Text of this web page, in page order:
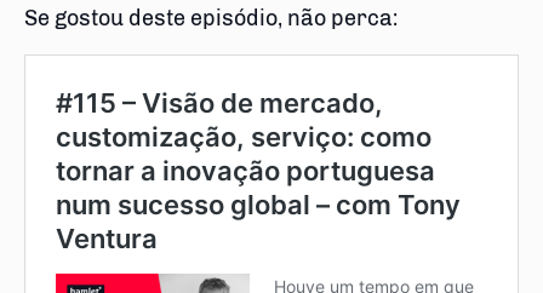
Se gostou deste episódio, não perca: